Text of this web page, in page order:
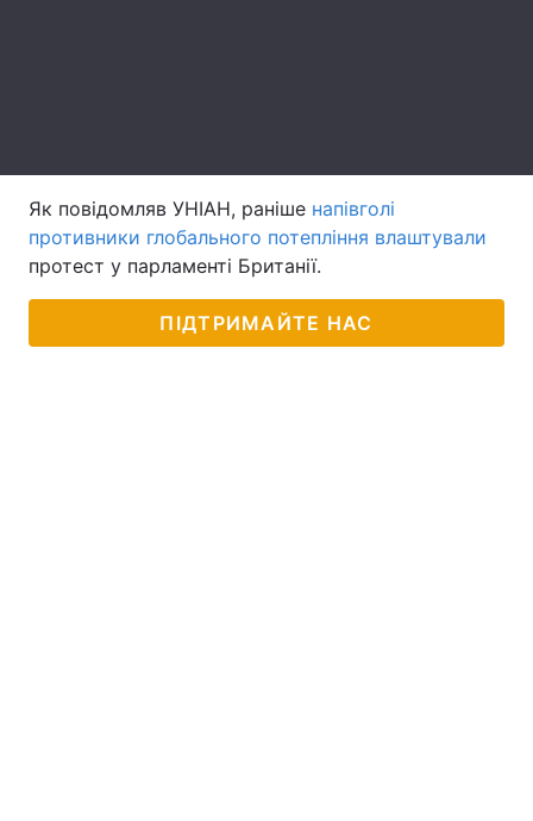
Контакти
Як повідомляв УНІАН, раніше напівголі
противники глобального потепління влаштували
протест у парламенті Британії.
ПІДТРИМАЙТЕ НАС